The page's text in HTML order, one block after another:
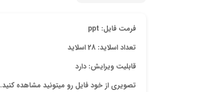
فرمت فایل: ppt
تعداد اسلاید: 28 اسلاید
قابلیت ویرایش: دارد
تصویری از خود فایل رو میتونید مشاهده کنید.